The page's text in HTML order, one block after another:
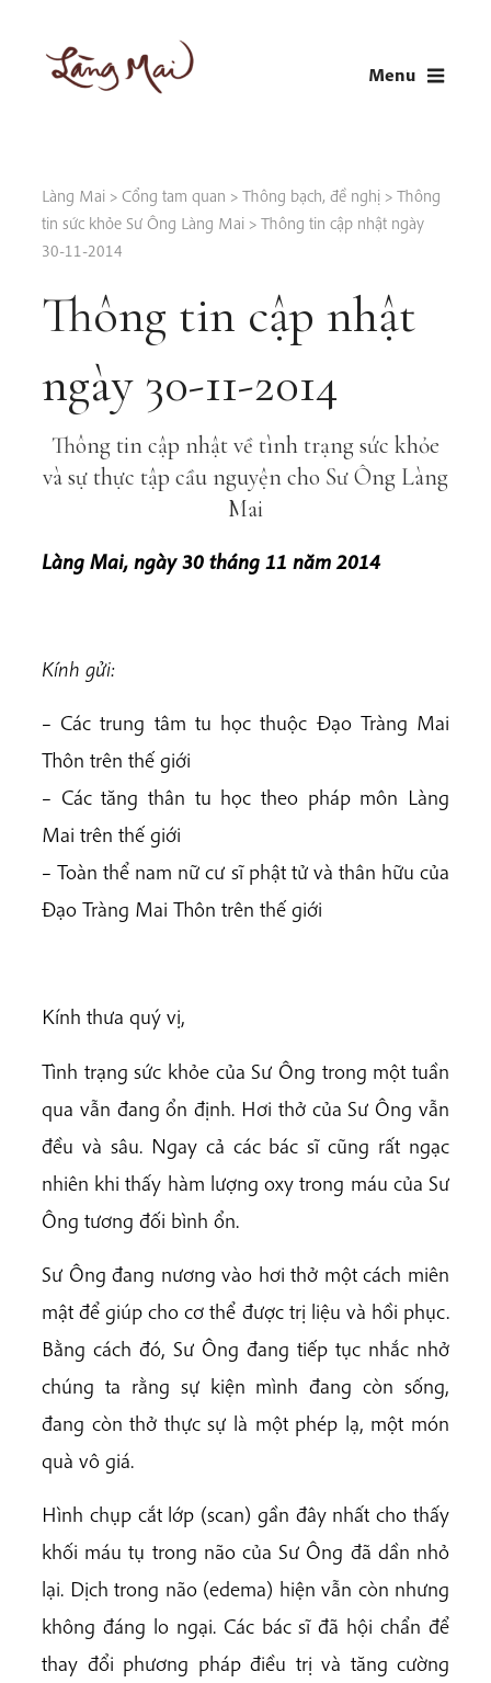
content
Menu
Làng Mai > Cổng tam quan > Thông bạch, đề nghị > Thông
tin sức khỏe Sư Ông Làng Mai > Thông tin cập nhật ngày
30-11-2014
Thông tin cập nhật
ngày 30-11-2014
Thông tin cập nhật về tình trạng sức khỏe
và sự thực tập cầu nguyện cho Sư Ông Làng
Mai
Làng Mai, ngày 30 tháng 11 năm 2014
Kính gửi:
– Các trung tâm tu học thuộc Đạo Tràng Mai
Thôn trên thế giới
– Các tăng thân tu học theo pháp môn Làng
Mai trên thế giới
– Toàn thể nam nữ cư sĩ phật tử và thân hữu của
Đạo Tràng Mai Thôn trên thế giới
Kính thưa quý vị,
Tình trạng sức khỏe của Sư Ông trong một tuần
qua vẫn đang ổn định. Hơi thở của Sư Ông vẫn
đều và sâu. Ngay cả các bác sĩ cũng rất ngạc
nhiên khi thấy hàm lượng oxy trong máu của Sư
Ông tương đối bình ổn.
Sư Ông đang nương vào hơi thở một cách miên
mật để giúp cho cơ thể được trị liệu và hồi phục.
Bằng cách đó, Sư Ông đang tiếp tục nhắc nhở
chúng ta rằng sự kiện mình đang còn sống,
đang còn thở thực sự là một phép lạ, một món
quà vô giá.
Hình chụp cắt lớp (scan) gần đây nhất cho thấy
khối máu tụ trong não của Sư Ông đã dần nhỏ
lại. Dịch trong não (edema) hiện vẫn còn nhưng
không đáng lo ngại. Các bác sĩ đã hội chẩn để
thay đổi phương pháp điều trị và tăng cường